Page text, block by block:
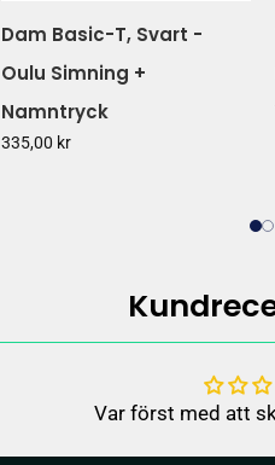
Dam Basic-T, Svart -
Oulu Simning +
Namntryck
335,00 kr
Var först med att